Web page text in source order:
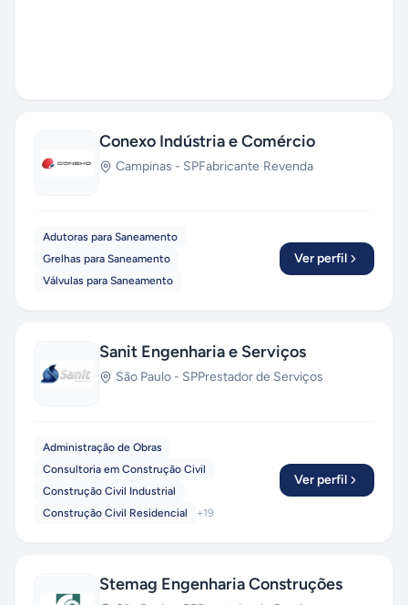
Conexo Indústria e Comércio
Campinas - SPFabricante·Revenda
Adutoras para Saneamento
Grelhas para Saneamento
Válvulas para Saneamento
Ver perfil
Sanit Engenharia e Serviços
São Paulo - SPPrestador de Serviços
Administração de Obras
Consultoria em Construção Civil
Construção Civil Industrial
Construção Civil Residencial
+19
Ver perfil
Stemag Engenharia Construções